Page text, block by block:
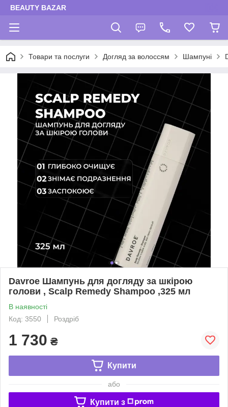
BEAUTY BAZAR
Товари та послуги Догляд за волоссям Шампуні
Davroe Шампунь для догляду за шкірою
голови , Scalp Remedy Shampoo ,325 мл
В наявності
Код: 3550
Роздріб
1 730 ₴
Купити
або
Купити з